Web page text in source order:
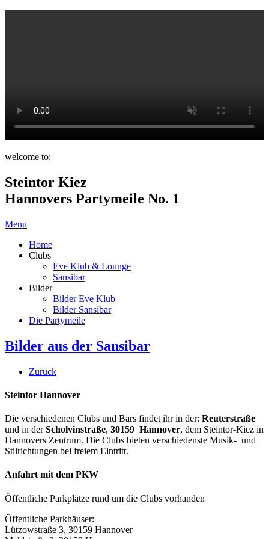
welcome to:
Steintor Kiez
Hannovers Partymeile No. 1
Menu
Home
Clubs
Eve Klub & Lounge
Sansibar
Bilder
Bilder Eve Klub
Bilder Sansibar
Die Partymeile
Bilder aus der Sansibar
Zurück
Steintor Hannover
Die verschiedenen Clubs und Bars findet ihr in der: Reuterstraße
und in derScholvinstraße, 30159 Hannover, dem Steintor-Kiez in
Hannovers Zentrum. Die Clubs bieten verschiedenste Musik- und
Stilrichtungen bei freiem Eintritt.
Anfahrt mit dem PKW
Öffentliche Parkplätze rund um die Clubs vorhanden
Öffentliche Parkhäuser:
Lützowstraße 3, 30159 Hannover